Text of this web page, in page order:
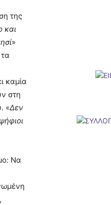
της
και
»
καμία
στη
«Δεν
Να